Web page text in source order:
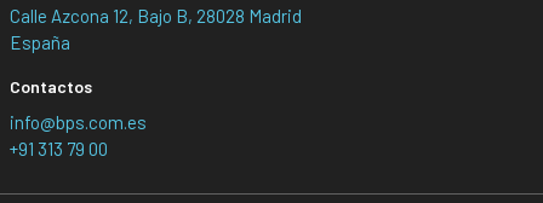
Calle Azcona 12, Bajo B, 28028 Madrid
España
Contactos
info@bps.com.es
+91 313 79 00